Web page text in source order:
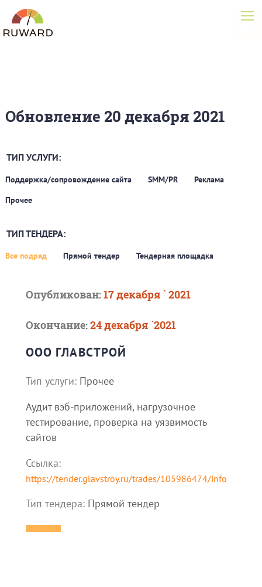
Обновление 20 декабря 2021
ТИП УСЛУГИ:
Поддержка/сопровождение сайта SMM/PR
Реклама
Прочее
ТИП ТЕНДЕРА:
Все подряд Прямой тендер Тендерная площадка
Опубликован:17 декабря ` 2021
Окончание:24 декабря `2021
ООО ГЛАВСТРОЙ
Тип услуги: Прочее
Аудит вэб-приложений, нагрузочное
тестирование, проверка на уязвимость
сайтов
Ссылка:
https://tender.glavstroy.ru/trades/105986474/info
Тип тендера: Прямой тендер